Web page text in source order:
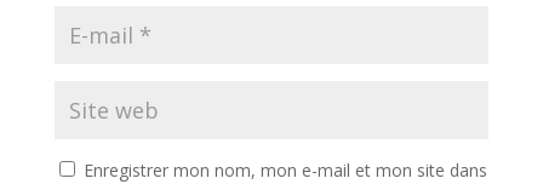
Enregistrer mon nom, mon e-mail et mon site dans